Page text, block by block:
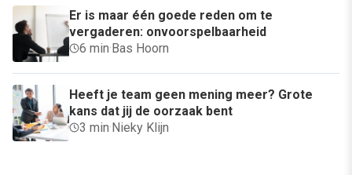
Er is maar één goede reden om te
vergaderen: onvoorspelbaarheid
6 min·Bas Hoorn
Heeft je team geen mening meer? Grote
kans dat jij de oorzaak bent
3 min·Nieky Klijn